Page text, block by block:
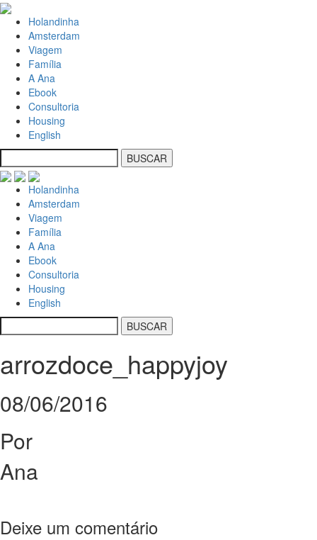
Holandinha
Amsterdam
Viagem
Família
A Ana
Ebook
Consultoria
Housing
English
Holandinha
Amsterdam
Viagem
Família
A Ana
Ebook
Consultoria
Housing
English
arrozdoce_happyjoy
08/06/2016
Por
Ana
Deixe um comentário